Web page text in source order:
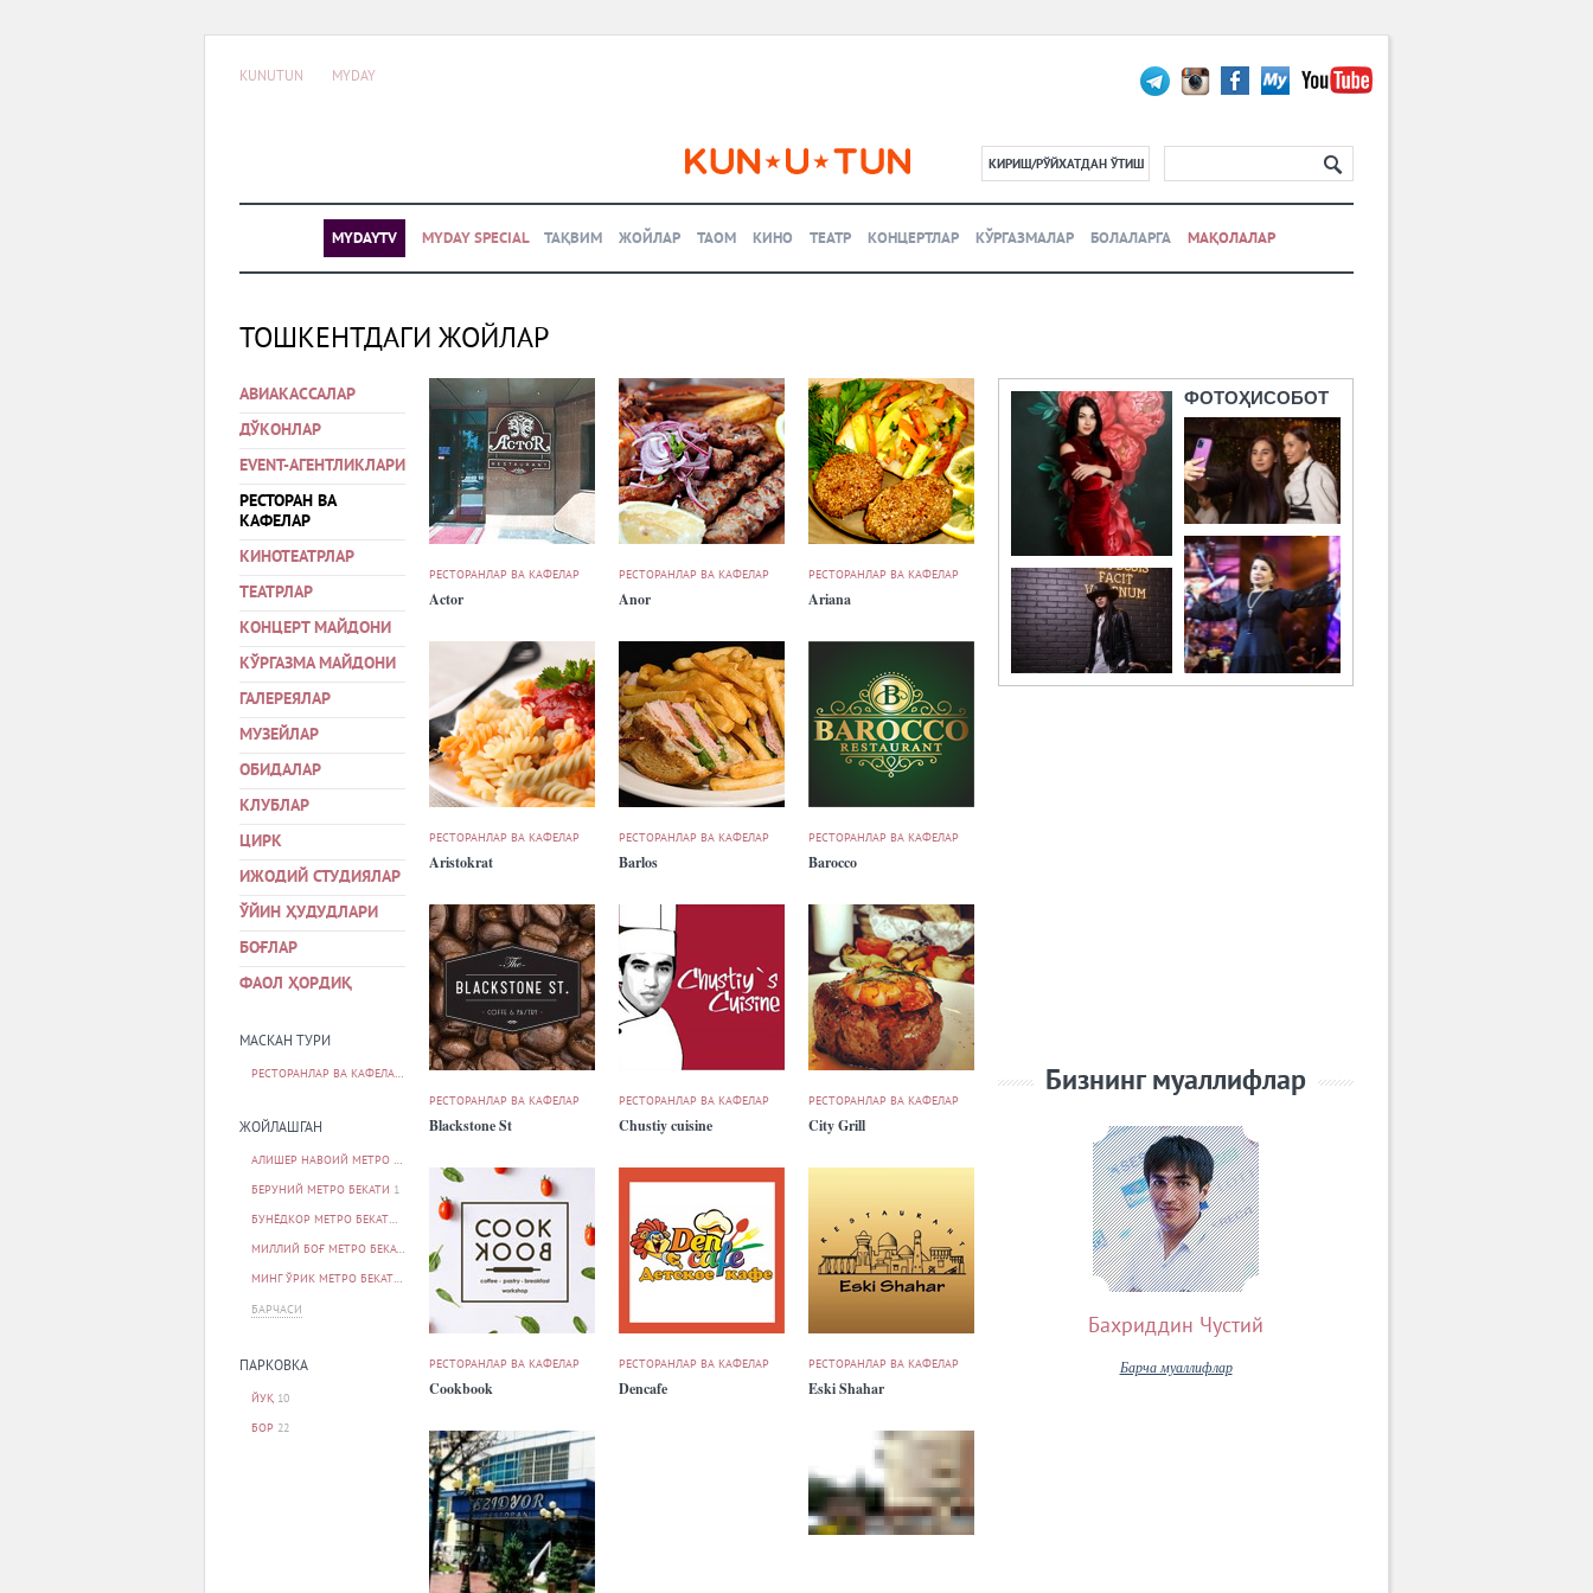
KUNUTUN MYDAY
КИРИШ/РЎЙХАТДАН ЎТИШ
MYDAYTV MYDAY SPECIAL ТАҚВИМ ЖОЙЛАР ТАОМ КИНО ТЕАТР КОНЦЕРТЛАР КЎРГАЗМАЛАР БОЛАЛАРГА МАҚОЛАЛАР
ТОШКЕНТДАГИ ЖОЙЛАР
АВИАКАССАЛАР
ДЎКОНЛАР
EVENT-АГЕНТЛИКЛАРИ
РЕСТОРАН ВА
КАФЕЛАР
КИНОТЕАТРЛАР
ТЕАТРЛАР
КОНЦЕРТ МАЙДОНИ
КЎРГАЗМА МАЙДОНИ
ГАЛЕРЕЯЛАР
МУЗЕЙЛАР
ОБИДАЛАР
КЛУБЛАР
ЦИРК
ИЖОДИЙ СТУДИЯЛАР
ЎЙИН ҲУДУДЛАРИ
БОҒЛАР
ФАОЛ ҲОРДИҚ
МАСКАН ТУРИ
РЕСТОРАНЛАР ВА КАФЕЛАР
ЖОЙЛАШГАН
АЛИШЕР НАВОИЙ МЕТРО БЕКАТИ
БЕРУНИЙ МЕТРО БЕКАТИ 1
БУНЁДКОР МЕТРО БЕКАТИ
МИЛЛИЙ БОҒ МЕТРО БЕКАТИ
МИНГ ЎРИК МЕТРО БЕКАТИ
БАРЧАСИ
ПАРКОВКА
ЙУҚ 10
БОР 22
РЕСТОРАНЛАР ВА КАФЕЛАР
Actor
РЕСТОРАНЛАР ВА КАФЕЛАР
Anor
РЕСТОРАНЛАР ВА КАФЕЛАР
Ariana
РЕСТОРАНЛАР ВА КАФЕЛАР
Aristokrat
РЕСТОРАНЛАР ВА КАФЕЛАР
Barlos
РЕСТОРАНЛАР ВА КАФЕЛАР
Barocco
РЕСТОРАНЛАР ВА КАФЕЛАР
Blackstone St
РЕСТОРАНЛАР ВА КАФЕЛАР
Chustiy cuisine
РЕСТОРАНЛАР ВА КАФЕЛАР
City Grill
РЕСТОРАНЛАР ВА КАФЕЛАР
Cookbook
РЕСТОРАНЛАР ВА КАФЕЛАР
Dencafe
РЕСТОРАНЛАР ВА КАФЕЛАР
Eski Shahar
ФОТОҲИСОБОТ
Бизнинг муаллифлар
Бахриддин Чустий
Барча муаллифлар